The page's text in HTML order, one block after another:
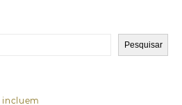
Pesquisar
incluem